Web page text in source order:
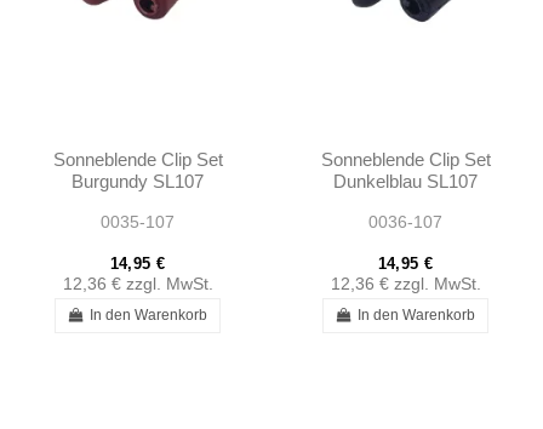
Sonneblende Clip Set
Burgundy SL107
1078110141
0035-107
14,95 €
12,36 € zzgl. MwSt.
In den Warenkorb
Sonneblende Clip Set
Dunkelblau SL107
1078110141
0036-107
14,95 €
12,36 € zzgl. MwSt.
In den Warenkorb